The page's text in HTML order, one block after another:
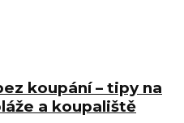
koupání – tipy na
a koupaliště